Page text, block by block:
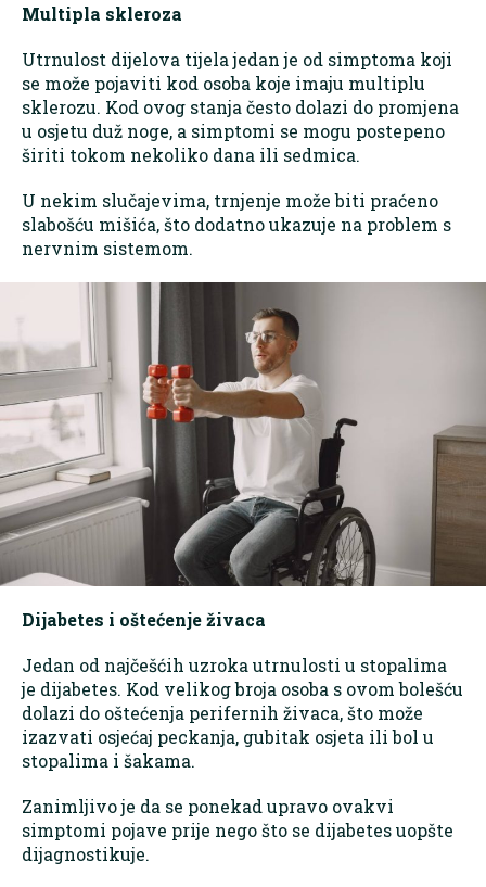
Multipla skleroza
Utrnulost dijelova tijela jedan je od simptoma koji
se može pojaviti kod osoba koje imaju multiplu
sklerozu. Kod ovog stanja često dolazi do promjena
u osjetu duž noge, a simptomi se mogu postepeno
širiti tokom nekoliko dana ili sedmica.
U nekim slučajevima, trnjenje može biti praćeno
slabošću mišića, što dodatno ukazuje na problem s
nervnim sistemom.
Dijabetes i oštećenje živaca
Jedan od najčešćih uzroka utrnulosti u stopalima
je dijabetes. Kod velikog broja osoba s ovom bolešću
dolazi do oštećenja perifernih živaca, što može
izazvati osjećaj peckanja, gubitak osjeta ili bol u
stopalima i šakama.
Zanimljivo je da se ponekad upravo ovakvi
simptomi pojave prije nego što se dijabetes uopšte
dijagnostikuje.